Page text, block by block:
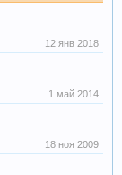
12 янв 2018
1 май 2014
18 ноя 2009